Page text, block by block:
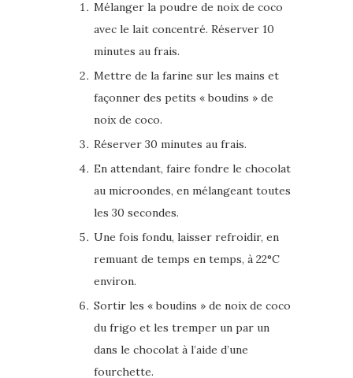
Mélanger la poudre de noix de coco
avec le lait concentré. Réserver 10
minutes au frais.
Mettre de la farine sur les mains et
façonner des petits « boudins » de
noix de coco.
Réserver 30 minutes au frais.
En attendant, faire fondre le chocolat
au microondes, en mélangeant toutes
les 30 secondes.
Une fois fondu, laisser refroidir, en
remuant de temps en temps, à 22°C
environ.
Sortir les « boudins » de noix de coco
du frigo et les tremper un par un
dans le chocolat à l’aide d’une
fourchette.